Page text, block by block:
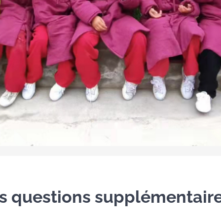
questions